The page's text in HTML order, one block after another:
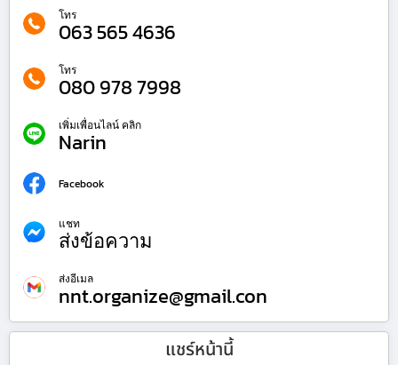
โทร
063 565 4636
โทร
080 978 7998
เพิ่มเพื่อนไลน์ คลิก
Narin
Facebook
แชท
ส่งข้อความ
ส่งอีเมล
nnt.organize@gmail.con
แชร์หน้านี้